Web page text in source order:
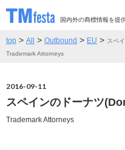
国内外の商標情報を提
SEMINAR/EVENT
CONTRIBUTORS 情報提
top > All > Outbound > EU > スペ
Trademark Attorneys
2016-09-11
スペインのドーナツ
Trademark Attorneys